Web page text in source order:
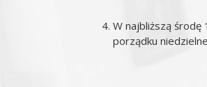
W najbliższą środę
porządku